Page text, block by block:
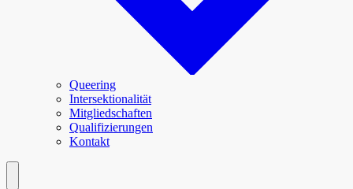
Queering
Intersektionalität
Mitgliedschaften
Qualifizierungen
Kontakt